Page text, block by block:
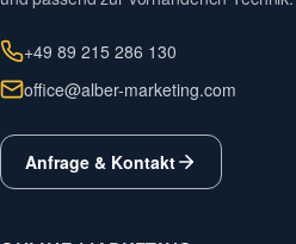
+49 89 215 286 130
office@alber-marketing.com
Anfrage & Kontakt